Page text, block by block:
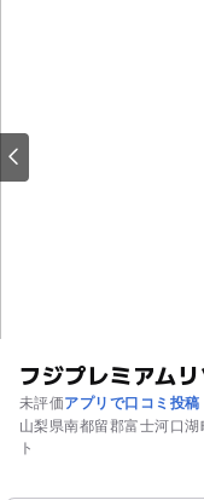
フジプレミアム
未評価アプリで口コミ投稿
山梨県南都留郡富士河口
ト